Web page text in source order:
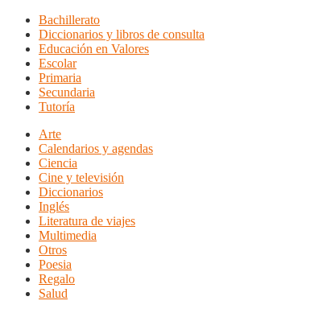
Bachillerato
Diccionarios y libros de consulta
Educación en Valores
Escolar
Primaria
Secundaria
Tutoría
Arte
Calendarios y agendas
Ciencia
Cine y televisión
Diccionarios
Inglés
Literatura de viajes
Multimedia
Otros
Poesia
Regalo
Salud